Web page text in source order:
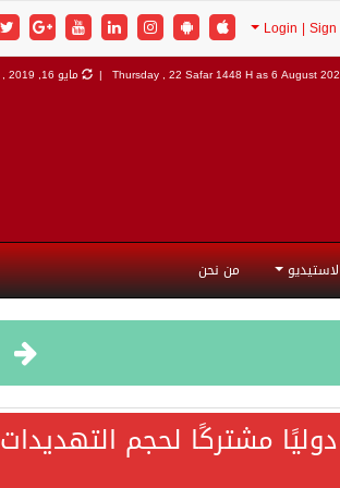
Thursday , 22 Safar 1448 H as6 August مايو 16, 2019 , 21:08 م
من نحن
مشتركًا لحجم التهديدات